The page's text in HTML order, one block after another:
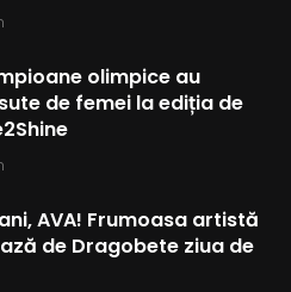
olimpice au
de femei la ediția de
AVA! Frumoasa artistă
de Dragobete ziua de